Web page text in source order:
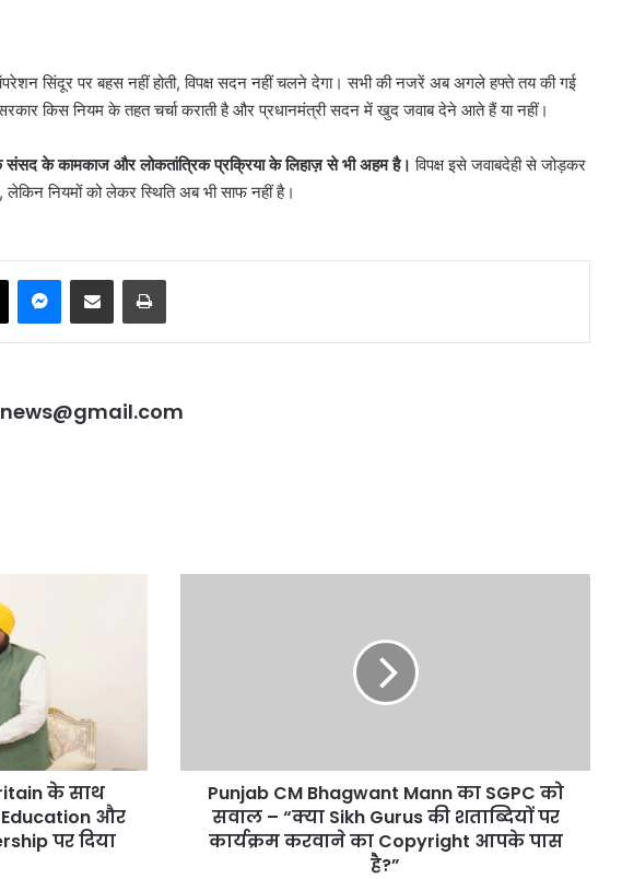
सिंदूर पर बहस नहीं होती, विपक्ष सदन नहीं चलने देगा। सभी की नजरें अब अगले हफ्ते तय की गई
किस नियम के तहत चर्चा कराती है और प्रधानमंत्री सदन में खुद जवाब देने आते हैं या नहीं।
संसद के कामकाज और लोकतांत्रिक प्रक्रिया के लिहाज़ से भी अहम है। विपक्ष इसे जवाबदेही से जोड़कर
लेकिन नियमों को लेकर स्थिति अब भी साफ नहीं है।
Messenger
Share via Email Print
के साथ
और
पर दिया
–
Gurus
Punjab CM Bhagwant Mann का SGPC को
सवाल – “क्या Sikh Gurus की शताब्दियों पर
कार्यक्रम करवाने का Copyright आपके पास
है?”